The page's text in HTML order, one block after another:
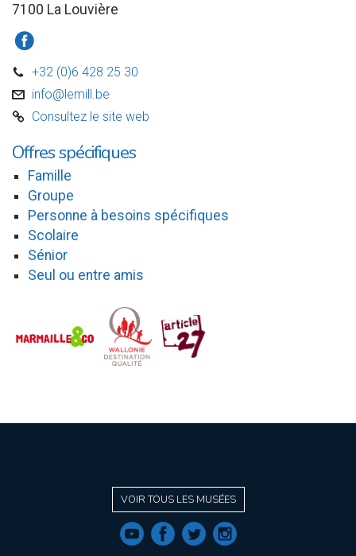
7100 La Louvière
a
D +32 (0)6 428 25 30
v info@lemill.be
C Consultez le site web
Offres spécifiques
Famille
Groupe
Personne à besoins spécifiques
Scolaire
Sénior
Seul ou entre amis
VOIR TOUS LES MUSÉES
f a b e